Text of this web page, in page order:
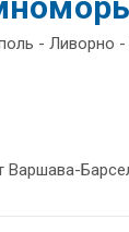
- Ливорно
Варшава-